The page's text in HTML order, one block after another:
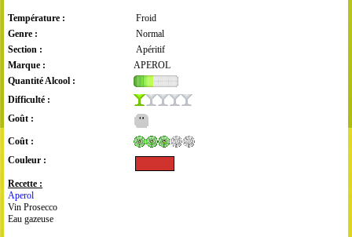
Température :
Froid
Genre :
Normal
Section :
Apéritif
Marque :
APEROL
Quantité Alcool :
Difficulté :
Goût :
Coût :
Couleur :
Recette :
Aperol
Vin Prosecco
Eau gazeuse